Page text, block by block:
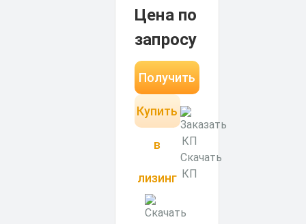
Цена по
запросу
Получить
КП за 15
минут
Купить
в
лизинг
Скачать
КП